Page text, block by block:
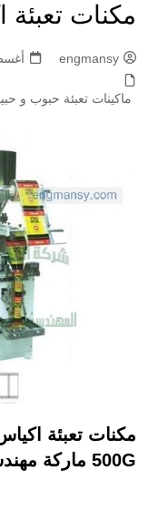
مكنات تعبئة
engmansy أغسطس
ماكينات تعبئة حبوب و
مكنات تعبئة
500Gماركة